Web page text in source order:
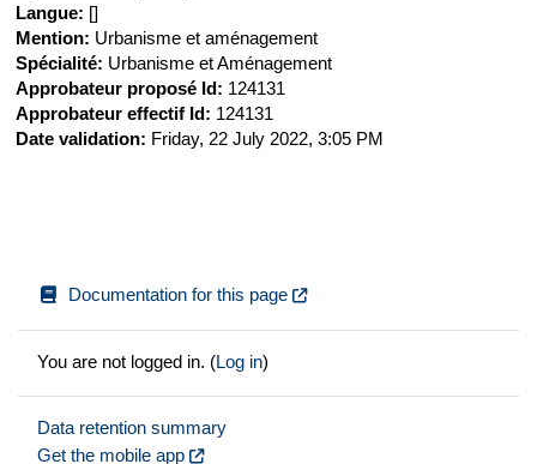
Langue: []
Mention: Urbanisme et aménagement
Spécialité: Urbanisme et Aménagement
Approbateur proposé Id: 124131
Approbateur effectif Id: 124131
Date validation: Friday, 22 July 2022, 3:05 PM
Documentation for this page
You are not logged in. (Log in)
Data retention summary
Get the mobile app